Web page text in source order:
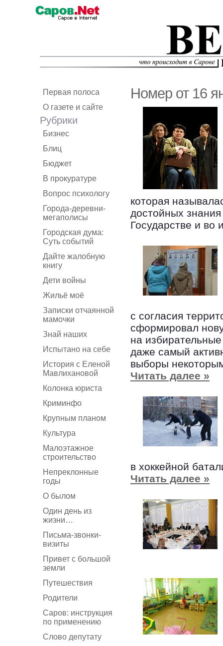
Первая полоса
О газете и сайте
Рубрики
Бизнес
Блиц
Бюджет
В прокуратуре
Вопрос психологу
Города-деревни-
мегаполисы
Городская дума:
Суть событий
Дайте жалобную
книгу
Дети войны
Жильё моё
Записки отчаянной
мамочки
Знай наших
Испытано на себе
История с Еленой
Мавлихановой
Колонка юриста
Криминфо
Крупным планом
Культура
Малоэтажное
строительство
Непреклонные
годы
О былом
Один день из
жизни…
Письма-звонки-
визиты
Привет с большой
земли
Путешествия
Родители
Саров: инструкция
по применению
Слово депутату
Номер от 16
которая
достойных
Государстве и во
с согласия
сформировал
на
даже самый
выборы
Читать далее »
в хоккейной
Читать далее »